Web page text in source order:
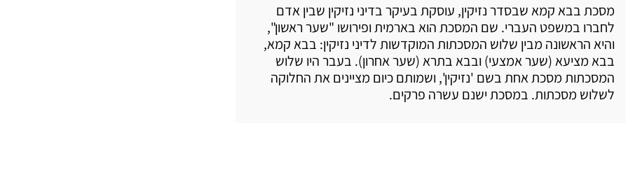
מסכת בבא קמא שבסדר נזיקין, עוסקת בעיקר בדיני נזיקין שבין אדם
לחברו במשפט העברי. שם המסכת הוא בארמית ופירושו "שער ראשון",
והיא הראשונה מבין שלוש המסכתות המוקדשות לדיני נזיקין: בבא קמא,
בבא מציעא (שער אמצעי) ובבא בתרא (שער אחרון). בעבר היו שלוש
המסכתות מסכת אחת בשם 'נזיקין', ושמותם כיום מציינים את החלוקה
לשלוש מסכתות. במסכת ישנם עשרה פרקים.